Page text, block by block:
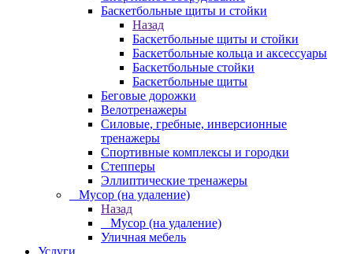
Баскетбольные щиты и стойки
Назад
Баскетбольные щиты и стойки
Баскетбольные кольца и аксессуары
Баскетбольные стойки
Баскетбольные щиты
Беговые дорожки
Велотренажеры
Силовые, гребные, инверсионные
тренажеры
Спортивные комплексы и городки
Степперы
Эллиптические тренажеры
_ Мусор (на удаление)
Назад
_ Мусор (на удаление)
Уличная мебель
Услуги